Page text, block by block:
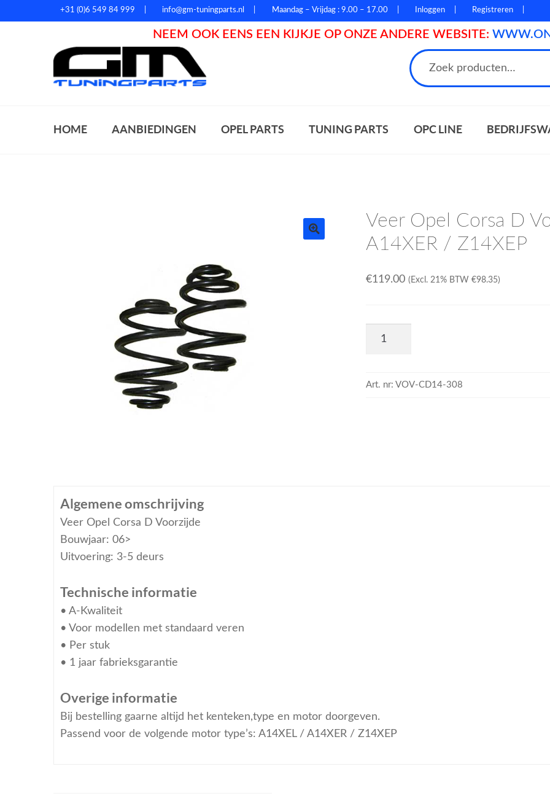
+31 (0)6 549 84 999 info@gm-tuningparts.nl Maandag – Vrijdag : 9.00 – 17.00 Inloggen Registreren
NEEM OOK EENS EEN KIJKJE OP ONZE ANDERE WEBSITE:
HOME AANBIEDINGEN OPEL PARTS TUNING PARTS OPC LINE
Veer Opel Corsa D
A14XER / Z14XEP
€119.00 (Excl. 21% BTW €98.35)
Art. nr: VOV-CD14-308
Algemene omschrijving
Veer Opel Corsa D Voorzijde
Bouwjaar: 06>
Uitvoering: 3-5 deurs
Technische informatie
• A-Kwaliteit
• Voor modellen met standaard veren
• Per stuk
• 1 jaar fabrieksgarantie
Overige informatie
Bij bestelling gaarne altijd het kenteken,type en motor doorgeven.
Passend voor de volgende motor type’s: A14XEL / A14XER / Z14XEP